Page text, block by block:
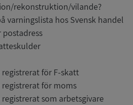
rekonstruktion/vilande?
varningslista hos Svensk handel
postadress
för F-skatt
för moms
som arbetsgivare